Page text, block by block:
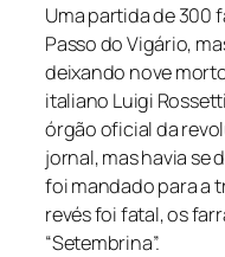
Uma partida de 300
Passo do Vigário,
deixando nove
italiano Luigi
órgão oficial da
jornal, mas havia se
foi mandado para a
revés foi fatal, os
“Setembrina”.